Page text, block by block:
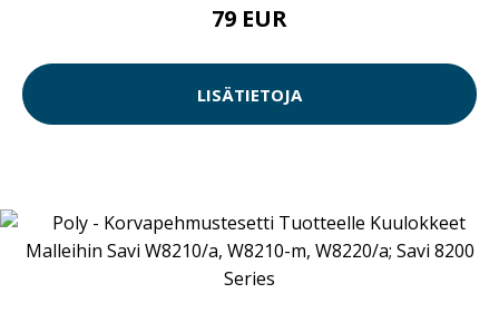
79 EUR
LISÄTIETOJA